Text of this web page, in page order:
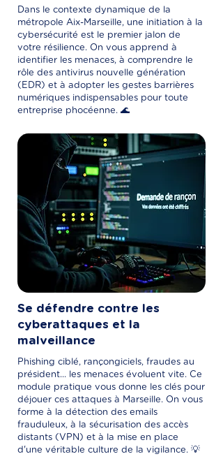
Dans le contexte dynamique de la
métropole Aix-Marseille, une initiation à la
cybersécurité est le premier jalon de
votre résilience. On vous apprend à
identifier les menaces, à comprendre le
rôle des antivirus nouvelle génération
(EDR) et à adopter les gestes barrières
numériques indispensables pour toute
entreprise phocéenne. 🌊
Se défendre contre les
cyberattaques et la
malveillance
Phishing ciblé, rançongiciels, fraudes au
président... les menaces évoluent vite. Ce
module pratique vous donne les clés pour
déjouer ces attaques à Marseille. On vous
forme à la détection des emails
frauduleux, à la sécurisation des accès
distants (VPN) et à la mise en place
d'une véritable culture de la vigilance. 💡